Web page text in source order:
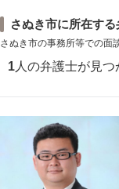
さぬき市に所在する
さぬき市の事務所等での面
1 人の弁護士が見つ